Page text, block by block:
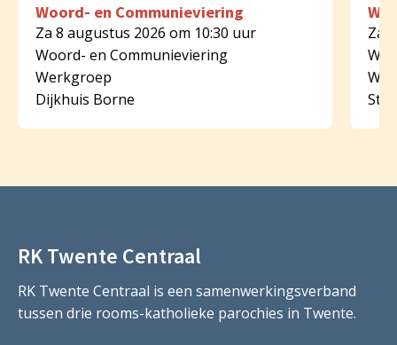
Woord- en Communieviering
Za 8 augustus 2026 om 10:30 uur
Woord- en Communieviering
Werkgroep
Dijkhuis Borne
Za
St.
RK Twente Centraal
RK Twente Centraal is een samenwerkingsverband
tussen drie rooms-katholieke parochies in Twente.